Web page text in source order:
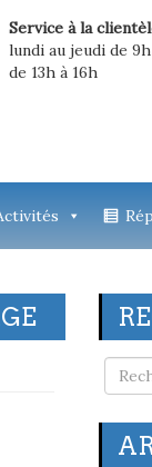
Service à la
lundi au jeudi de
de 13h à 16h